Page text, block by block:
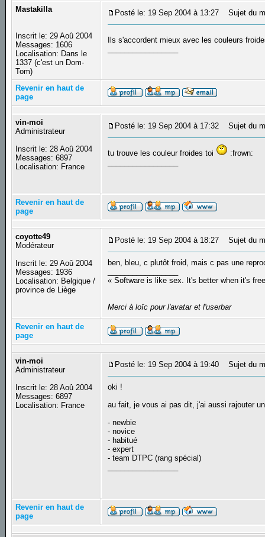
Mastakilla
Inscrit le: 29 Aoû 2004
Messages: 1606
Localisation: Dans le
1337 (c'est un Dom-
Tom)
Posté le: 19 Sep 2004 à 13:27 Sujet du
Ils s'accordent mieux avec les couleurs
Revenir en haut de
page
vin-moi
Administrateur
Inscrit le: 28 Aoû 2004
Messages: 6897
Localisation: France
Posté le: 19 Sep 2004 à 17:32 Sujet du
tu trouve les couleur froides toi
:frown:
Revenir en haut de
page
coyotte49
Modérateur
Inscrit le: 29 Aoû 2004
Messages: 1936
Localisation: Belgique /
province de Liège
Posté le: 19 Sep 2004 à 18:27 Sujet du
ben, bleu, c plutôt froid, mais c pas une
« Software is like sex. It's better when it's
Merci à loïc pour l'avatar et l'userbar
Revenir en haut de
page
vin-moi
Administrateur
Inscrit le: 28 Aoû 2004
Messages: 6897
Localisation: France
Posté le: 19 Sep 2004 à 19:40 Sujet du
oki !
au fait, je vous ai pas dit, j'ai aussi rajouter
- newbie
- novice
- habitué
- expert
- team DTPC (rang spécial)
Revenir en haut de
page